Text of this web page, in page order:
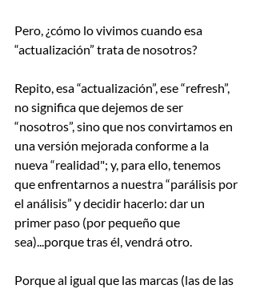
Pero, ¿cómo lo vivimos cuando esa
“actualización” trata de nosotros?
Repito, esa “actualización”, ese “refresh”,
no significa que dejemos de ser
“nosotros”, sino que nos convirtamos en
una versión mejorada conforme a la
nueva “realidad"; y, para ello, tenemos
que enfrentarnos a nuestra “parálisis por
el análisis” y decidir hacerlo: dar un
primer paso (por pequeño que
sea)...porque tras él, vendrá otro.
Porque al igual que las marcas (las de las